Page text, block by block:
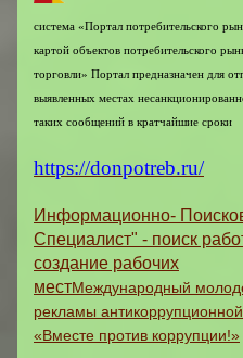
система «Портал потребительского
картой объектов потребительского
торговли» Портал предназначен для
выявленных местах
таких сообщений в кратчайшие сроки
https://donpotreb.ru/
Информационно-
Специалист" - поиск
создание рабочих
местМеждународный
рекламы
«Вместе против коррупции!»